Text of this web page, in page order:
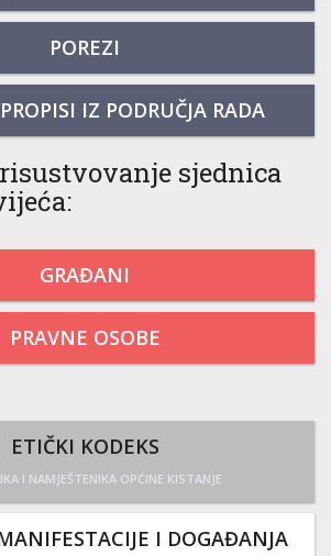
POREZI
IZ PODRUČJA RADA
sjednica
GRAĐANI
PRAVNE OSOBE
ETIČKI KODEKS
I NAMJEŠTENIKA OPĆINE KISTANJE
I DOGAĐANJA